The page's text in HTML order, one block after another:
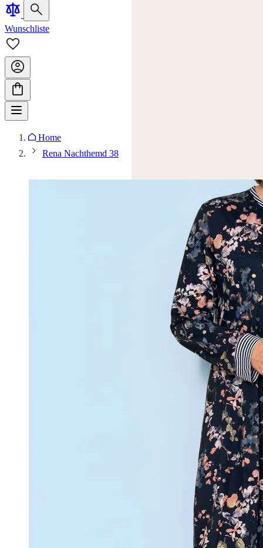
Wunschliste
Home
Rena Nachthemd 38